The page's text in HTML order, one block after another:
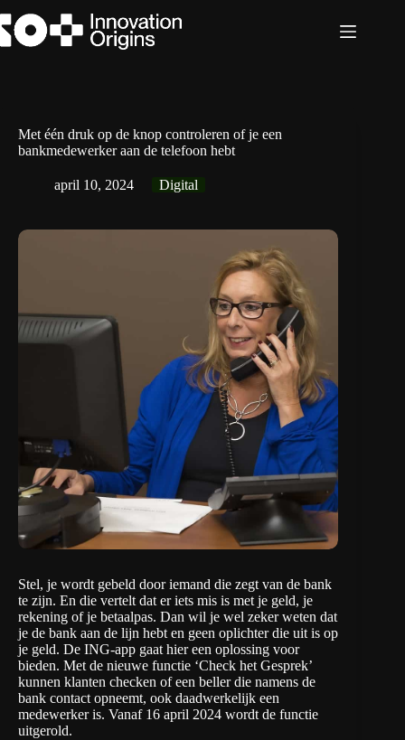
naar
de
Met één druk op de knop controleren of je een
bankmedewerker aan de telefoon hebt
april 10, 2024 Digital
Stel, je wordt gebeld door iemand die zegt van de bank
te zijn. En die vertelt dat er iets mis is met je geld, je
rekening of je betaalpas. Dan wil je wel zeker weten dat
je de bank aan de lijn hebt en geen oplichter die uit is op
je geld. De ING-app gaat hiereen oplossing voor
bieden. Met de nieuwe functie ‘Check het Gesprek’
kunnen klanten checken of een beller die namens de
bank contact opneemt, ook daadwerkelijk een
medewerker is. Vanaf 16 april 2024 wordt de functie
uitgerold.